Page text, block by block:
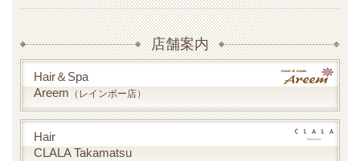
店舗案内
Hair＆Spa
Areem （レインボー店）
Hair
CLALA Takamatsu